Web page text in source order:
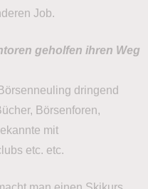
Job.
geholfen ihren Weg
dringend
Börsenforen,
mit
etc. etc.